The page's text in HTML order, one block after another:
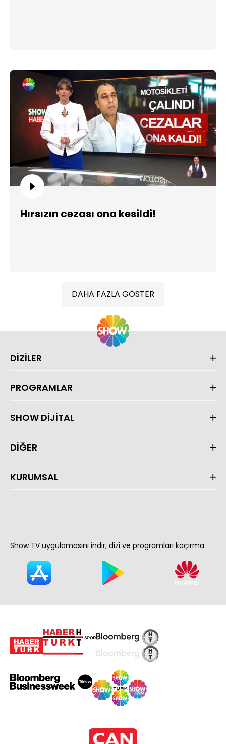
Hırsızın cezası ona kesildi!
DAHA FAZLA GÖSTER
DİZİLER
PROGRAMLAR
SHOW DİJİTAL
DİĞER
KURUMSAL
Show TV uygulamasını indir, dizi ve programları kaçırma